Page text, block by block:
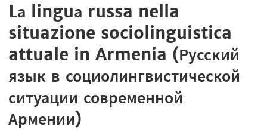
Lа linguа russa nella
situazione sociolinguistica
attuale in Armenia (Русский
язык в социолингвистической
ситуации современной
Армении)